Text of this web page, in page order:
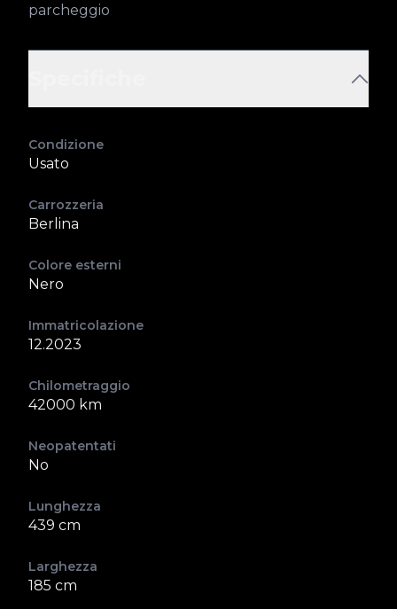
parcheggio
Condizione
Usato
Carrozzeria
Berlina
Colore esterni
Nero
Immatricolazione
12.2023
Chilometraggio
42000 km
Neopatentati
No
Lunghezza
439 cm
Larghezza
185 cm